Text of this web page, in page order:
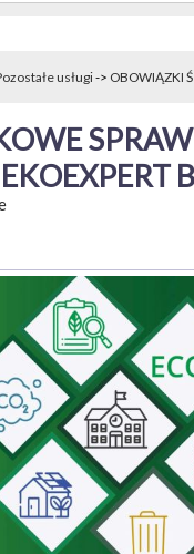
usługi-> OBOWIĄZKI